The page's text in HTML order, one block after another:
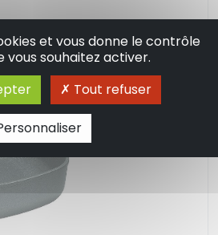
et vous donne le contrôle
vous souhaitez activer.
Tout refuser